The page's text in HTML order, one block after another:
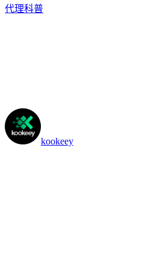
代理科普
kookeey